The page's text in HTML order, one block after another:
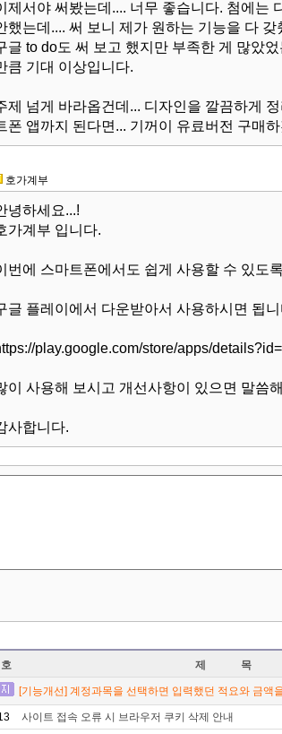
제서야 써봤는데.... 너무 좋습니다. 첨에는
했는데.... 써 보니 제가 원하는 기능을 다 갖
글 to do도 써 보고 했지만 부족한 게 많았
큼 기대 이상입니다.
제 넘게 바라옵건데... 디자인을 깔끔하게
폰 앱까지 된다면... 기꺼이 유료버전 구매
호가계부
녕하세요...!
가계부 입니다.
번에 스마트폰에서도 쉽게 사용할 수 있도
글 플레이에서 다운받아서 사용하시면 됩니
play.google.com/store/apps/
이 사용해 보시고 개선사항이 있으면 말씀
사합니다.
제 목
[기능개선] 계정과목을 선택하면 입력했던 적요와 금액
사이트 접속 오류 시 브라우저 쿠키 삭제 안내